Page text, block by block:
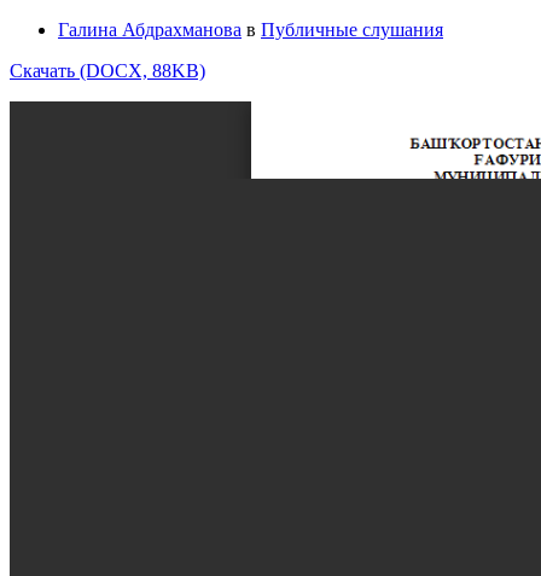
Галина Абдрахманова в Публичные слушания
Скачать (DOCX, 88KB)